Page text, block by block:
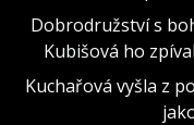
Dobrodružství s
Kubišová ho
Kuchařová vyšla z